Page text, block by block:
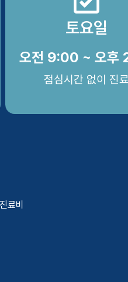
토요일
오전 9:00 ~ 오후
점심시간 없이 진료
료비